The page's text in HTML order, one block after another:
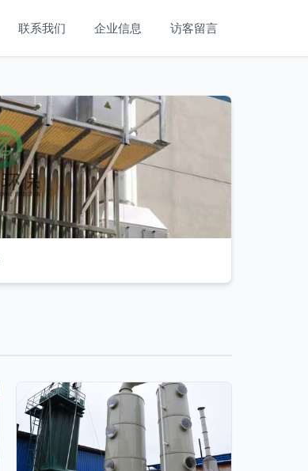
联系我们 企业信息 访客留言